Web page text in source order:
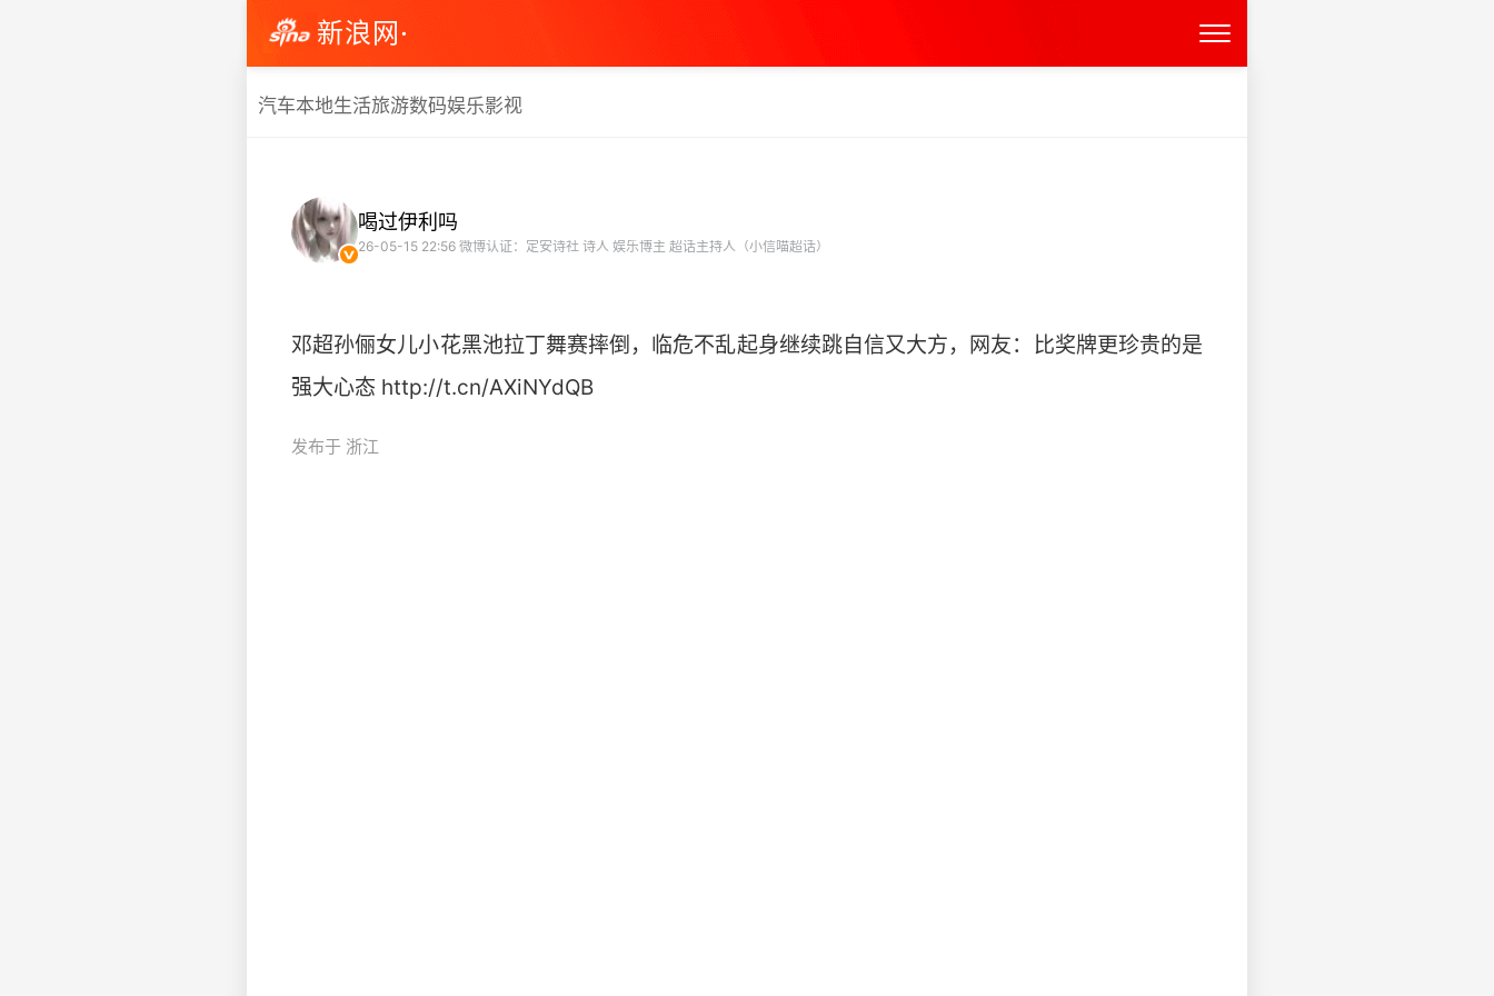
新浪网·
汽车本地生活旅游数码娱乐影视
喝过伊利吗
26-05-15 22:56 微博认证：定安诗社 诗人 娱乐博主 超话主持人（小信喵超话）
邓超孙俪女儿小花黑池拉丁舞赛摔倒，临危不乱起身继续跳自信又大方，网友：比奖牌更珍贵的是
强大心态 http://t.cn/AXiNYdQB ​
发布于 浙江